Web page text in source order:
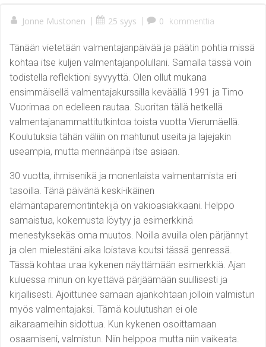
Jonne Mustonen | 25 syys | 0 kommenttia
Tänään vietetään valmentajanpäivää ja päätin pohtia missä
kohtaa itse kuljen valmentajanpolullani. Samalla tässä voin
todistella reflektioni syvyyttä. Olen ollut mukana
ensimmäisellä valmentajakurssilla keväällä 1991 ja Timo
Vuorimaa on edelleen rautaa. Suoritan tällä hetkellä
valmentajanammattitutkintoa toista vuotta Vierumäellä.
Koulutuksia tähän väliin on mahtunut useita ja lajejakin
useampia, mutta mennäänpä itse asiaan.
30 vuotta, ihmisenikä ja monenlaista valmentamista eri
tasoilla. Tänä päivänä keski-ikäinen
elämäntaparemontintekijä on vakioasiakkaani. Helppo
samaistua, kokemusta löytyy ja esimerkkinä
menestyksekäs oma muutos. Noilla avuilla olen pärjännyt
ja olen mielestäni aika loistava koutsi tässä genressä.
Tässä kohtaa uraa kykenen näyttämään esimerkkiä. Ajan
kuluessa minun on kyettävä pärjäämään suullisesti ja
kirjallisesti. Ajoittunee samaan ajankohtaan jolloin valmistun
myös valmentajaksi. Tämä koulutushan ei ole
aikaraameihin sidottua. Kun kykenen osoittamaan
osaamiseni, valmistun. Niin helppoa mutta niin vaikeata.